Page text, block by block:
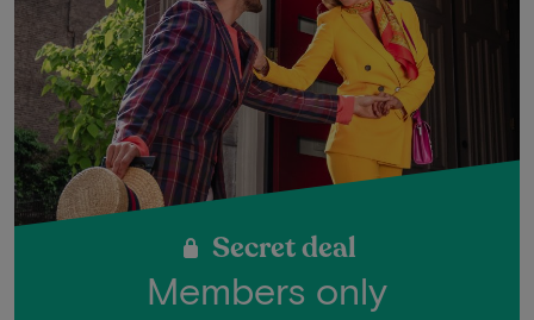
Secret deal
Members only